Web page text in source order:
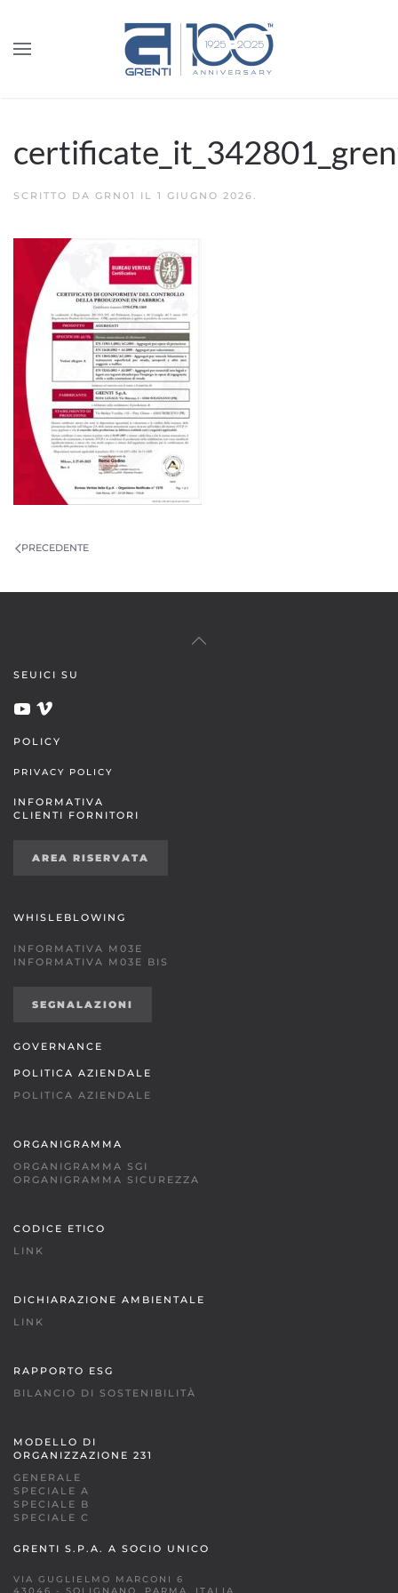
SCRITTO DA GRN01 IL 1 GIUGNO 2026.
PRECEDENTE
SEUICI SU
POLICY
PRIVACY POLICY
INFORMATIVA
CLIENTI FORNITORI
AREA RISERVATA
WHISLEBLOWING
INFORMATIVA M03E
INFORMATIVA M03E BIS
SEGNALAZIONI
GOVERNANCE
POLITICA AZIENDALE
POLITICA AZIENDALE
ORGANIGRAMMA
ORGANIGRAMMA SGI
ORGANIGRAMMA SICUREZZA
CODICE ETICO
LINK
DICHIARAZIONE AMBIENTALE
LINK
RAPPORTO ESG
BILANCIO DI SOSTENIBILITÀ
MODELLO DI
ORGANIZZAZIONE 231
GENERALE
SPECIALE A
SPECIALE B
SPECIALE C
GRENTI S.P.A. A SOCIO UNICO
VIA GUGLIELMO MARCONI 6
43046 - SOLIGNANO, PARMA, ITALIA